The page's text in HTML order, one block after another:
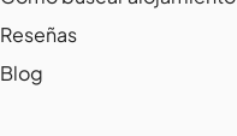
Reseñas
Blog